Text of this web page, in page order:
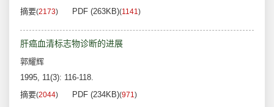
摘要(2173) PDF (263KB)(1141)
肝癌血清标志物诊断的进展
郭耀辉
1995, 11(3): 116-118.
摘要(2044) PDF (234KB)(971)